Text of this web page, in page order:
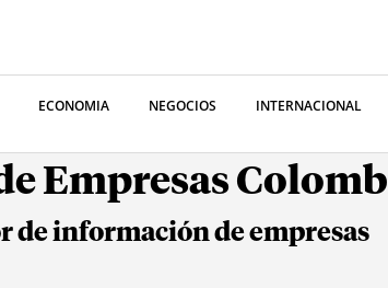
ECONOMIA NEGOCIOS INTERNACIONAL
Empresas
de información de empresas